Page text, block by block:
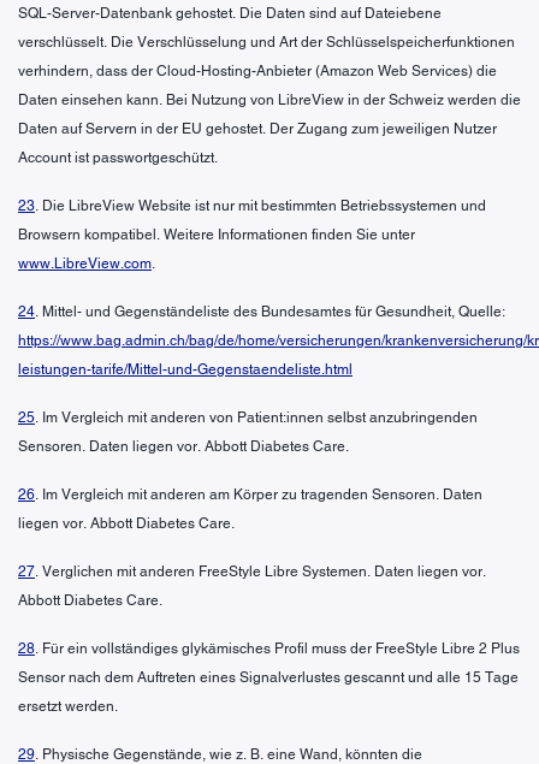
SQL-Server-Datenbank gehostet. Die Daten sind auf Dateiebene
verschlüsselt. Die Verschlüsselung und Art der Schlüsselspeicherfunktionen
verhindern, dass der Cloud-Hosting-Anbieter (Amazon Web Services) die
Daten einsehen kann. Bei Nutzung von LibreView in der Schweiz werden die
Daten auf Servern in der EU gehostet. Der Zugang zum jeweiligen Nutzer
Account ist passwortgeschützt.
23. Die LibreView Website ist nur mit bestimmten Betriebssystemen und
Browsern kompatibel. Weitere Informationen finden Sie unter
www.LibreView.com.
24. Mittel- und Gegenständeliste des Bundesamtes für Gesundheit, Quelle:
https://www.bag.admin.ch/bag/de/home/versicherungen/krankenversicherung/
leistungen-tarife/Mittel-und-Gegenstaendeliste.html
25. Im Vergleich mit anderen von Patient:innen selbst anzubringenden
Sensoren. Daten liegen vor. Abbott Diabetes Care.
26. Im Vergleich mit anderen am Körper zu tragenden Sensoren. Daten
liegen vor. Abbott Diabetes Care.
27. Verglichen mit anderen FreeStyle Libre Systemen. Daten liegen vor.
Abbott Diabetes Care.
28. Für ein vollständiges glykämisches Profil muss der FreeStyle Libre 2 Plus
Sensor nach dem Auftreten eines Signalverlustes gescannt und alle 15 Tage
ersetzt werden.
29. Physische Gegenstände, wie z. B. eine Wand, könnten die